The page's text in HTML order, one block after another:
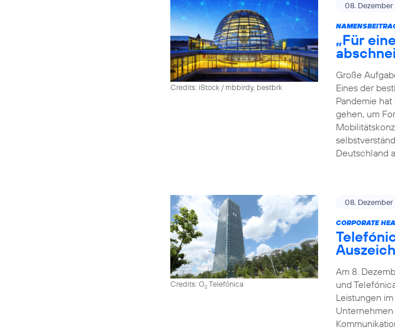
Credits: iStock / mbbirdy, bestbrk
08. Dezember
„Für
Große
Eines der
Pandemie
gehen, um
Deutschland
Credits: O2Telefónica
08. Dezember
CORPORATE
Am 8.
und
Leistungen